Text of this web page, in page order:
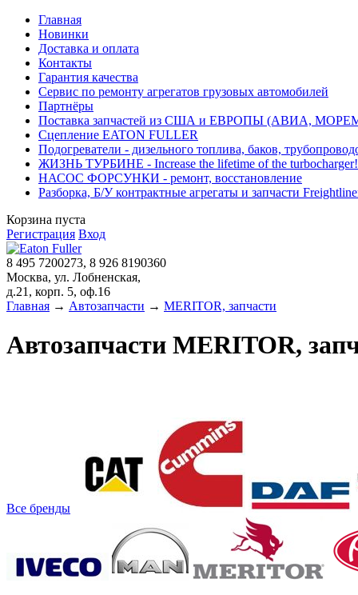
Главная
Новинки
Доставка и оплата
Контакты
Гарантия качества
Сервис по ремонту агрегатов грузовых автомобилей
Партнёры
Поставка запчастей из США и ЕВРОПЫ (АВИА,
Сцепление EATON FULLER
Подогреватели - дизельного топлива, баков,
ЖИЗНЬ ТУРБИНЕ - Increase the lifetime of the turbocharger!
НАСОС ФОРСУНКИ - ремонт, восстановление
Разборка, Б/У контрактные агрегаты и запчасти
Корзина пуста
Регистрация Вход
8 495 7200273, 8 926 8190360
Москва, ул. Лобненская,
д.21, корп. 5, оф.16
Главная → Автозапчасти → MERITOR, запчасти
Автозапчасти MERITOR,
Все бренды